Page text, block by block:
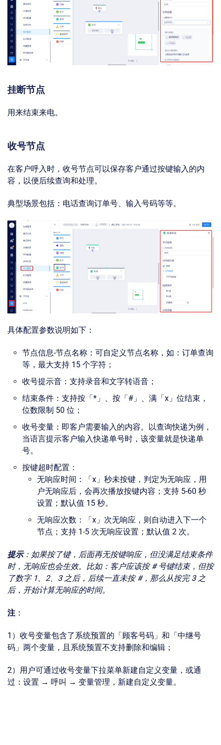
挂断节点
用来结束来电。
收号节点
在客户呼入时，收号节点可以保存客户通过按键输入的内
容，以便后续查询和处理。
典型场景包括：电话查询订单号、输入号码等等。
具体配置参数说明如下：
节点信息-节点名称：可自定义节点名称，如：订单查询
等，最大支持 15 个字符；
收号提示音：支持录音和文字转语音；
结束条件：支持按「*」、按「#」、满「x」位结束，
位数限制 50 位；
收号变量：即客户需要输入的内容。以查询快递为例，
当语言提示客户输入快递单号时，该变量就是快递单
号。
按键超时配置：
无响应时间：「x」秒未按键，判定为无响应，用
户无响应后，会再次播放按键内容；支持 5-60 秒
设置；默认值 15 秒。
无响应次数：「x」次无响应，则自动进入下一个
节点；支持 1-5 次无响应设置；默认值 2 次。
提示：如果按了键，后面再无按键响应，但没满足结束条件
时，无响应也会生效。比如：客户应该按 # 号键结束，但按
了数字 1、2、3 之后，后续一直未按 #，那么从按完 3 之
后，开始计算无响应的时间。
注 ：
1）收号变量包含了系统预置的「顾客号码」和「中继号
码」两个变量，且系统预置不支持删除和编辑；
2）用户可通过收号变量下拉菜单新建自定义变量，或通
过：设置 → 呼叫 → 变量管理，新建自定义变量。